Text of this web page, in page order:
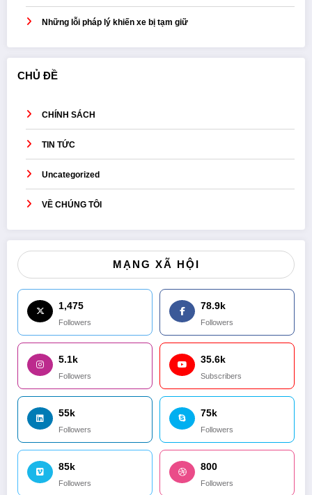
Những lỗi pháp lý khiến xe bị tạm giữ
CHỦ ĐỀ
CHÍNH SÁCH
TIN TỨC
Uncategorized
VỀ CHÚNG TÔI
MẠNG XÃ HỘI
1,475
Followers
78.9k
Followers
5.1k
Followers
35.6k
Subscribers
55k
Followers
75k
Followers
85k
Followers
800
Followers